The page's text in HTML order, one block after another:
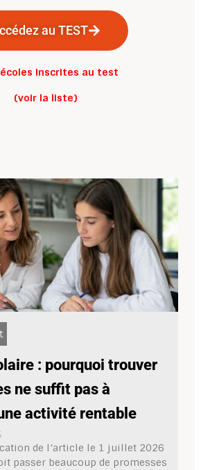
au TEST
inscrites au test
(voir la liste)
: pourquoi trouver
ne suffit pas à
activité rentable
de l’article le 1 juillet 2026
passer beaucoup de promesses